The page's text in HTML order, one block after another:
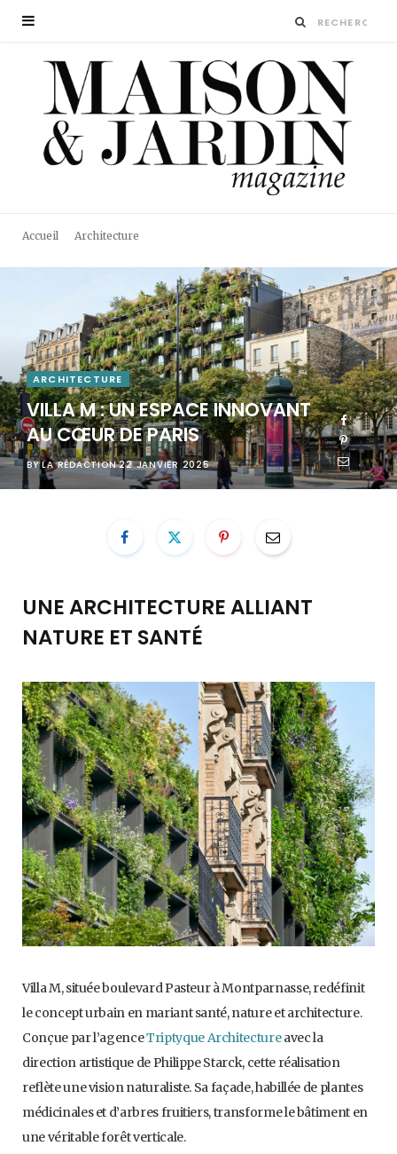
Accueil Architecture
ARCHITECTURE
VILLA M : UN ESPACE INNOVANT
AU CŒUR DE PARIS
BY LA RÉDACTION 22 JANVIER 2025
UNE ARCHITECTURE ALLIANT
NATURE ET SANTÉ
Villa M, située boulevard Pasteur à Montparnasse, redéfinit
le concept urbain en mariant santé, nature et architecture.
Conçue par l’agenceTriptyque Architectureavec la
direction artistique de Philippe Starck, cette réalisation
reflète une vision naturaliste. Sa façade, habillée de plantes
médicinales et d’arbres fruitiers, transforme le bâtiment en
une véritable forêt verticale.